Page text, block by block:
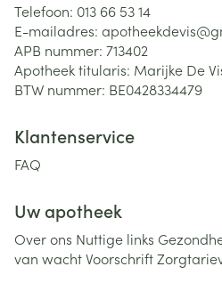
Telefoon: 013 66 53 14
E-mailadres: apotheekdevis@
APB nummer: 713402
Apotheek titularis: Marijke De
BTW nummer: BE0428334479
Klantenservice
FAQ
Uw apotheek
Over ons Nuttige links
van wachtVoorschrift